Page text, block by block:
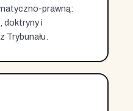
prawną:
doktryny i